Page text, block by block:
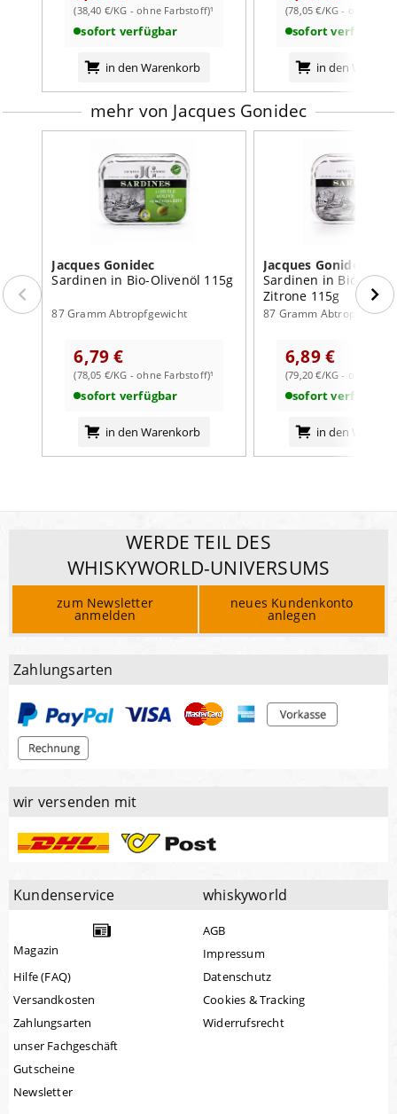
(38,40 €/KG - ohne Farbstoff)¹
sofort verfügbar
in den Warenkorb
(78,05 €/KG - ohne
sofort verfügbar
in den
mehr von Jacques Gonidec
Jacques Gonidec
Sardinen in Bio-Olivenöl 115g
87 Gramm Abtropfgewicht
6,79 €
(78,05 €/KG - ohne Farbstoff)¹
sofort verfügbar
in den Warenkorb
Jacques Gonidec
Sardinen in Bio-
Zitrone 115g
87 Gramm
6,89 €
(79,20 €/KG - ohne
sofort verfügbar
in den
WERDE TEIL DES
WHISKYWORLD-UNIVERSUMS
zum Newsletter
anmelden
neues Kundenkonto
anlegen
Zahlungsarten
wir versenden mit
Kundenservice
Magazin
Hilfe (FAQ)
Versandkosten
Zahlungsarten
unser Fachgeschäft
Gutscheine
Newsletter
whiskyworld
AGB
Impressum
Datenschutz
Cookies & Tracking
Widerrufsrecht